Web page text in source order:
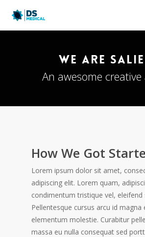
We Are
An awesome creative
How We Got
Lorem ipsum dolor sit amet,
adipiscing elit. Lorem quam,
condimentum tristique vel, eleifend
Pellentesque cursus arcu id magna
elementum molestie. Curabitur
massa eu nulla consequat sed